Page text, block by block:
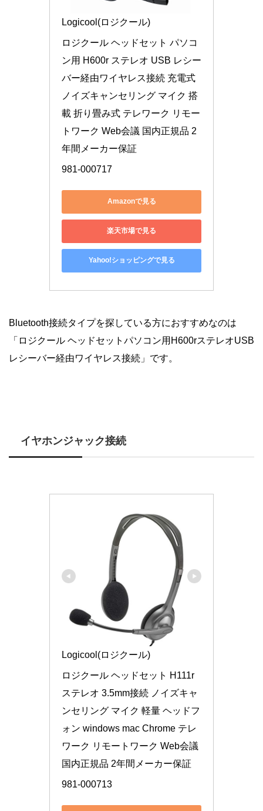
Logicool(ロジクール)
ロジクール ヘッドセット パソコ
ン用 H600r ステレオ USB レシー
バー経由ワイヤレス接続 充電式
ノイズキャンセリング マイク 搭
載 折り畳み式 テレワーク リモー
トワーク Web会議 国内正規品 2
年間メーカー保証
981-000717
Amazonで見る
楽天市場で見る
Yahoo!ショッピングで見る
Bluetooth接続タイプを探している方におすすめなのは
「ロジクール ヘッドセットパソコン用H600rステレオUSB
レシーバー経由ワイヤレス接続」です。
イヤホンジャック接続
Logicool(ロジクール)
ロジクール ヘッドセット H111r
ステレオ 3.5mm接続 ノイズキャ
ンセリング マイク 軽量 ヘッドフ
ォン windows mac Chrome テレ
ワーク リモートワーク Web会議
国内正規品 2年間メーカー保証
981-000713